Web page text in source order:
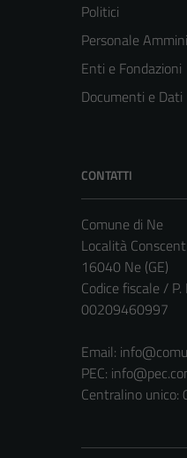
Politici
Personale
Enti e Fondazioni
Documenti e Dati
CONTATTI
Comune di Ne
Località
16040 Ne (GE)
Codice fiscale /
00209460997
Email:
PEC:
Centralino